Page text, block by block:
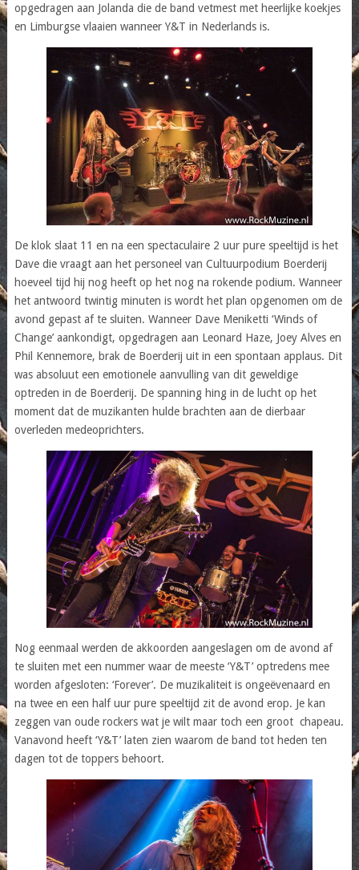
opgedragen aan Jolanda die de band vetmest met heerlijke koekjes
en Limburgse vlaaien wanneer Y&T in Nederlands is.
De klok slaat 11 en na een spectaculaire 2 uur pure speeltijd is het
Dave die vraagt aan het personeel van Cultuurpodium Boerderij
hoeveel tijd hij nog heeft op het nog na rokende podium. Wanneer
het antwoord twintig minuten is wordt het plan opgenomen om de
avond gepast af te sluiten. Wanneer Dave Meniketti ‘Winds of
Change’ aankondigt, opgedragen aan Leonard Haze, Joey Alves en
Phil Kennemore, brak de Boerderij uit in een spontaan applaus. Dit
was absoluut een emotionele aanvulling van dit geweldige
optreden in de Boerderij. De spanning hing in de lucht op het
moment dat de muzikanten hulde brachten aan de dierbaar
overleden medeoprichters.
Nog eenmaal werden de akkoorden aangeslagen om de avond af
te sluiten met een nummer waar de meeste ‘Y&T’ optredens mee
worden afgesloten: ‘Forever’. De muzikaliteit is ongeëvenaard en
na twee en een half uur pure speeltijd zit de avond erop. Je kan
zeggen van oude rockers wat je wilt maar toch een groot chapeau.
Vanavond heeft ‘Y&T’ laten zien waarom de band tot heden ten
dagen tot de toppers behoort.